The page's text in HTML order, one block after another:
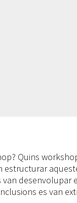
Quins
estructurar
van desenvolupar
es van